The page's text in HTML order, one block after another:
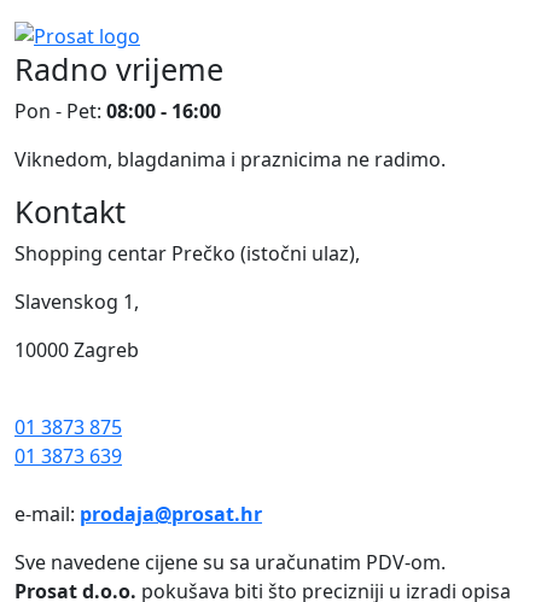
Radno vrijeme
Pon - Pet: 08:00 - 16:00
Viknedom, blagdanima i praznicima ne radimo.
Kontakt
Shopping centar Prečko (istočni ulaz),
Slavenskog 1,
10000 Zagreb
01 3873 875
01 3873 639
e-mail: prodaja@prosat.hr
Sve navedene cijene su sa uračunatim PDV-om.
Prosat d.o.o. pokušava biti što precizniji u izradi opisa